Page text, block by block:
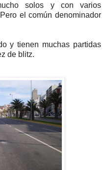
solos y con varios
el común denominador
y tienen muchas partidas
de blitz.